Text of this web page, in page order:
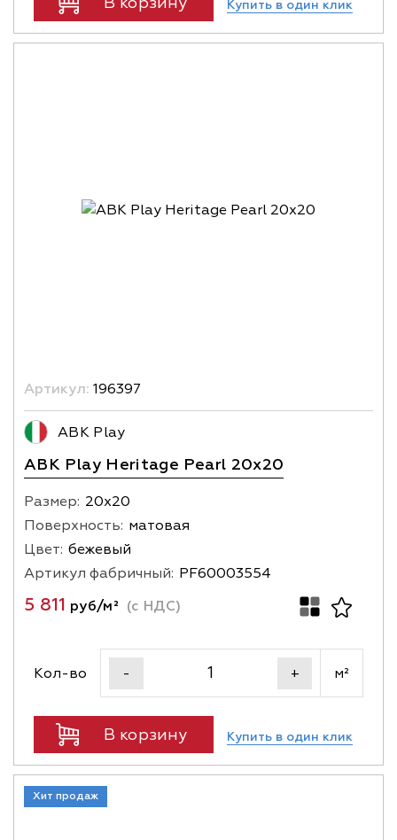
Купить в один клик
Артикул: 196397
ABK Play
ABK Play Heritage Pearl 20x20
Размер: 20х20
Поверхность: матовая
Цвет: бежевый
Артикул фабричный: PF60003554
5 811 руб/м² (с НДС)
Кол-во - + м²
В корзину Купить в один клик
Хит продаж